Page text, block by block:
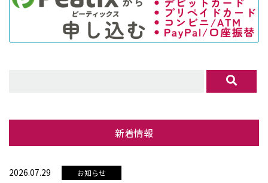
新着情報
2026.07.29 お知らせ